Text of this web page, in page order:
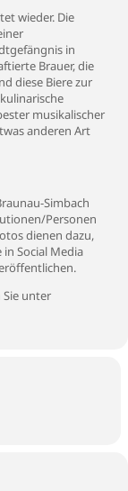
wieder. Die
in
Brauer, die
diese Biere zur
musikalischer
anderen Art
Simbach
Personen
dienen dazu,
Social Media
unter